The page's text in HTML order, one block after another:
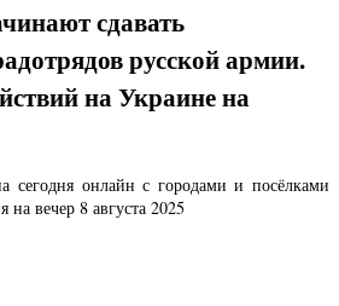
сдавать
русской армии.
на Украине на
онлайн с городами и посёлками
на вечер 8 августа 2025